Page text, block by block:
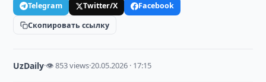
Telegram Twitter/X
Facebook
Скопировать ссылку
UzDaily·👁 853 views·20.05.2026 · 17:15